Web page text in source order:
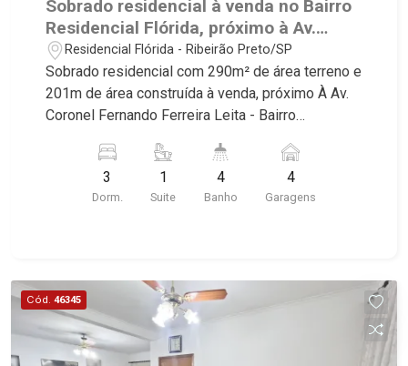
Sobrado residencial à venda no Bairro
Residencial Flórida, próximo à Av.
Coronel Fernando Ferreira Leite -
Ribeirão Preto/SP.
Residencial Flórida - Ribeirão Preto/SP
Sobrado residencial com 290m² de área terreno e
201m de área construída à venda, próximo À Av.
Coronel Fernando Ferreira Leita - Bairro
as características deste imóvel que a Martinelli
Imobiliária selecionou para você: - 290m² de área
terreno e 201m de área construí - 3 dormitórios
Churrasqueira - Piscina - Quintal - Corredor lateral
- Jardim - 4 vagas Martinelli Imobiliária,
referência no mercado imobiliário desde 2000!
Avenida João Fiúsa, 1051 - Alto da Boa Vista |
3
Dorm.
1
Suite
4
Banho
4
Garagens
Cód. 46345